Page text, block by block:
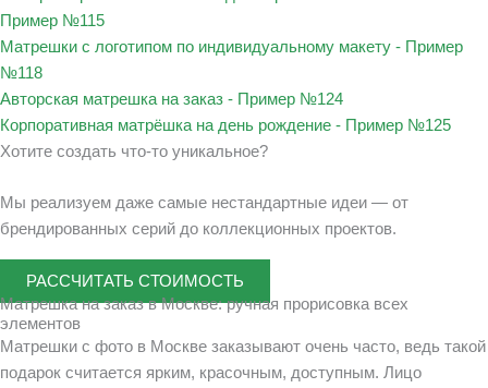
Пример №115
Матрешки с логотипом по индивидуальному макету - Пример
№118
Авторская матрешка на заказ - Пример №124
Корпоративная матрёшка на день рождение - Пример №125
Хотите создать что-то уникальное?
Мы реализуем даже самые нестандартные идеи — от
брендированных серий до коллекционных проектов.
РАССЧИТАТЬ СТОИМОСТЬ
Матрешка на заказ в Москве: ручная прорисовка всех
элементов
Матрешки с фото в Москве заказывают очень часто, ведь такой
подарок считается ярким, красочным, доступным. Лицо